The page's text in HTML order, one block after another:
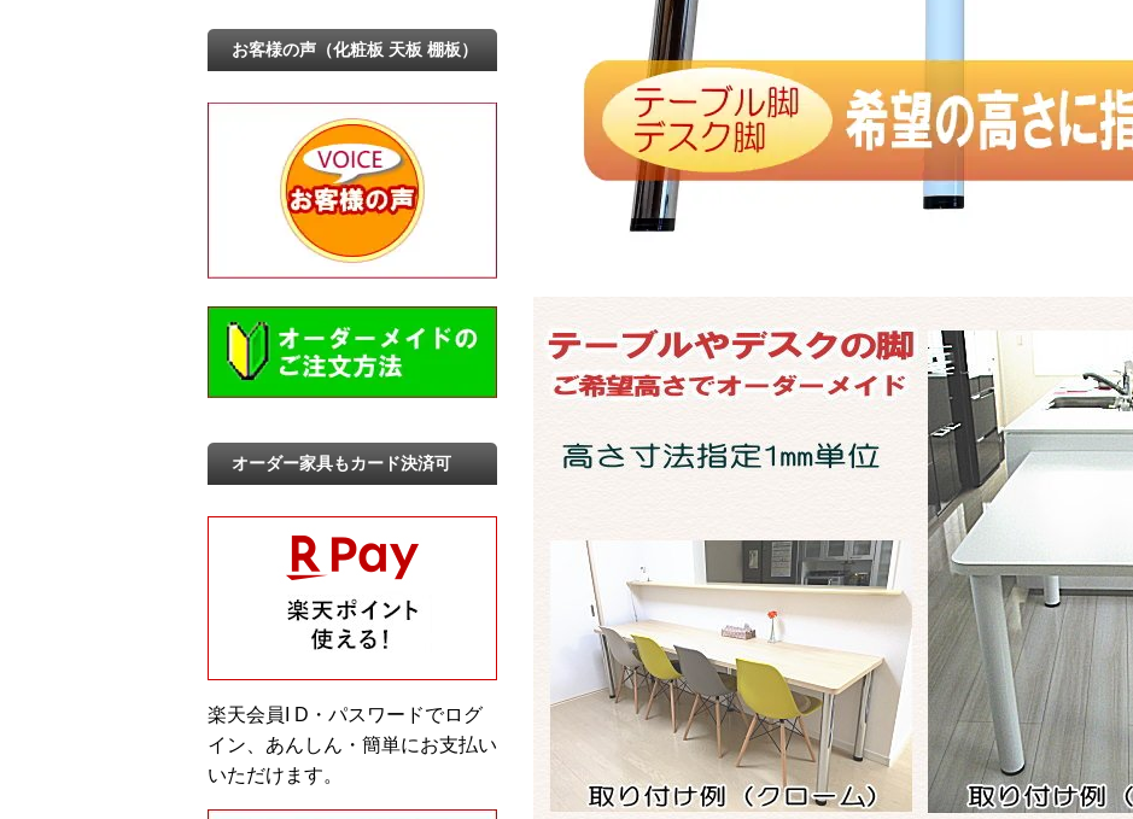
お客様の声（化粧板 天板 棚板）
オーダー家具もカード決済可
楽天会員I D・パスワードでログ
イン、あんしん・簡単にお支払い
いただけます。